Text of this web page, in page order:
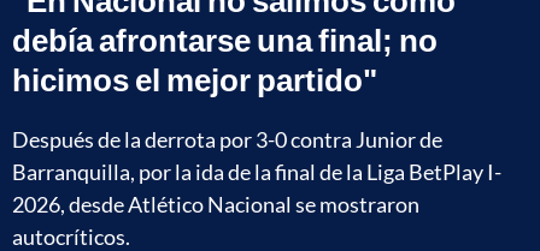
debía afrontarse una final; no
hicimos el mejor partido"
Después de la derrota por 3-0 contra Junior de
Barranquilla, por la ida de la final de la Liga BetPlay I-
2026, desde Atlético Nacional se mostraron
autocríticos.